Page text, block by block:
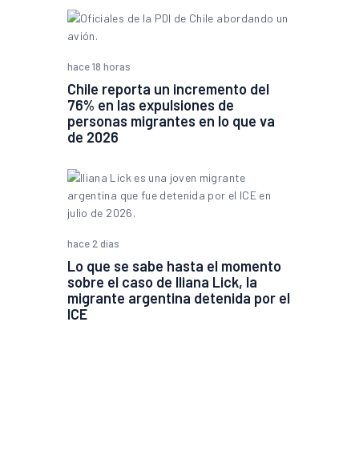
hace 18 horas
Chile reporta un incremento del
76% en las expulsiones de
personas migrantes en lo que va
de 2026
hace 2 días
Lo que se sabe hasta el momento
sobre el caso de Iliana Lick, la
migrante argentina detenida por el
ICE